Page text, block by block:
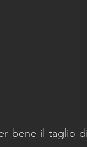
bene il taglio